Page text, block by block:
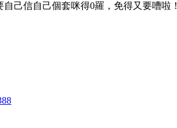
己信自己個套咪得0羅，免得又要嘈啦！